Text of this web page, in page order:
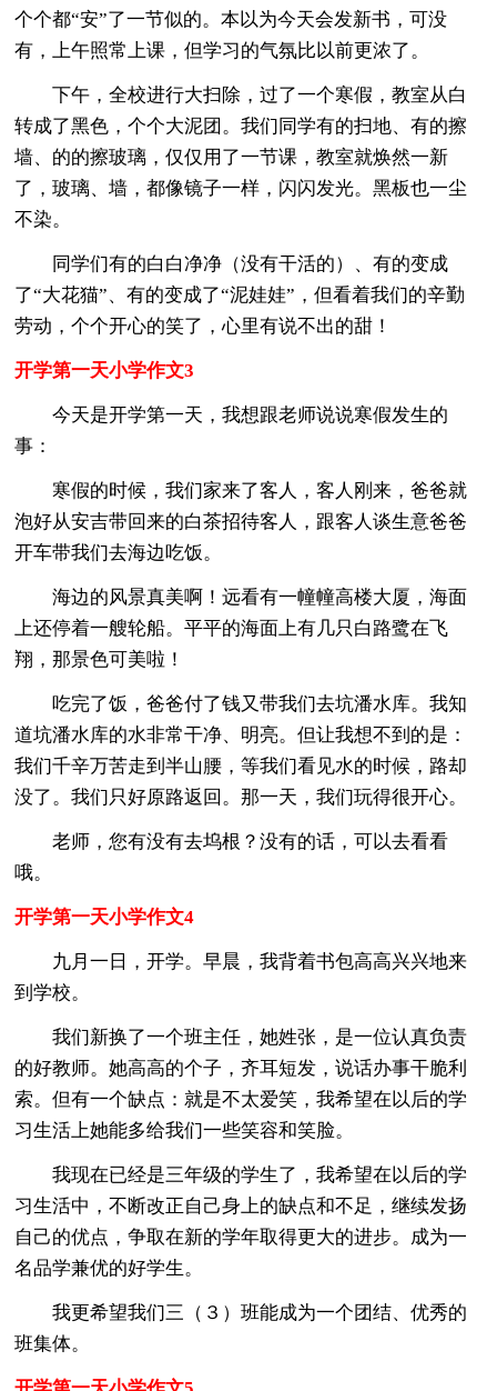
个个都“安”了一节似的。本以为今天会发新书，可没
有，上午照常上课，但学习的气氛比以前更浓了。
下午，全校进行大扫除，过了一个寒假，教室从白
转成了黑色，个个大泥团。我们同学有的扫地、有的擦
墙、的的擦玻璃，仅仅用了一节课，教室就焕然一新
了，玻璃、墙，都像镜子一样，闪闪发光。黑板也一尘
不染。
同学们有的白白净净（没有干活的）、有的变成
了“大花猫”、有的变成了“泥娃娃”，但看着我们的辛勤
劳动，个个开心的笑了，心里有说不出的甜！
开学第一天小学作文3
今天是开学第一天，我想跟老师说说寒假发生的
事：
寒假的时候，我们家来了客人，客人刚来，爸爸就
泡好从安吉带回来的白茶招待客人，跟客人谈生意爸爸
开车带我们去海边吃饭。
海边的风景真美啊！远看有一幢幢高楼大厦，海面
上还停着一艘轮船。平平的海面上有几只白路鹭在飞
翔，那景色可美啦！
吃完了饭，爸爸付了钱又带我们去坑潘水库。我知
道坑潘水库的水非常干净、明亮。但让我想不到的是：
我们千辛万苦走到半山腰，等我们看见水的时候，路却
没了。我们只好原路返回。那一天，我们玩得很开心。
老师，您有没有去坞根？没有的话，可以去看看
哦。
开学第一天小学作文4
九月一日，开学。早晨，我背着书包高高兴兴地来
到学校。
我们新换了一个班主任，她姓张，是一位认真负责
的好教师。她高高的个子，齐耳短发，说话办事干脆利
索。但有一个缺点：就是不太爱笑，我希望在以后的学
习生活上她能多给我们一些笑容和笑脸。
我现在已经是三年级的学生了，我希望在以后的学
习生活中，不断改正自己身上的缺点和不足，继续发扬
自己的优点，争取在新的学年取得更大的进步。成为一
名品学兼优的好学生。
我更希望我们三（３）班能成为一个团结、优秀的
班集体。